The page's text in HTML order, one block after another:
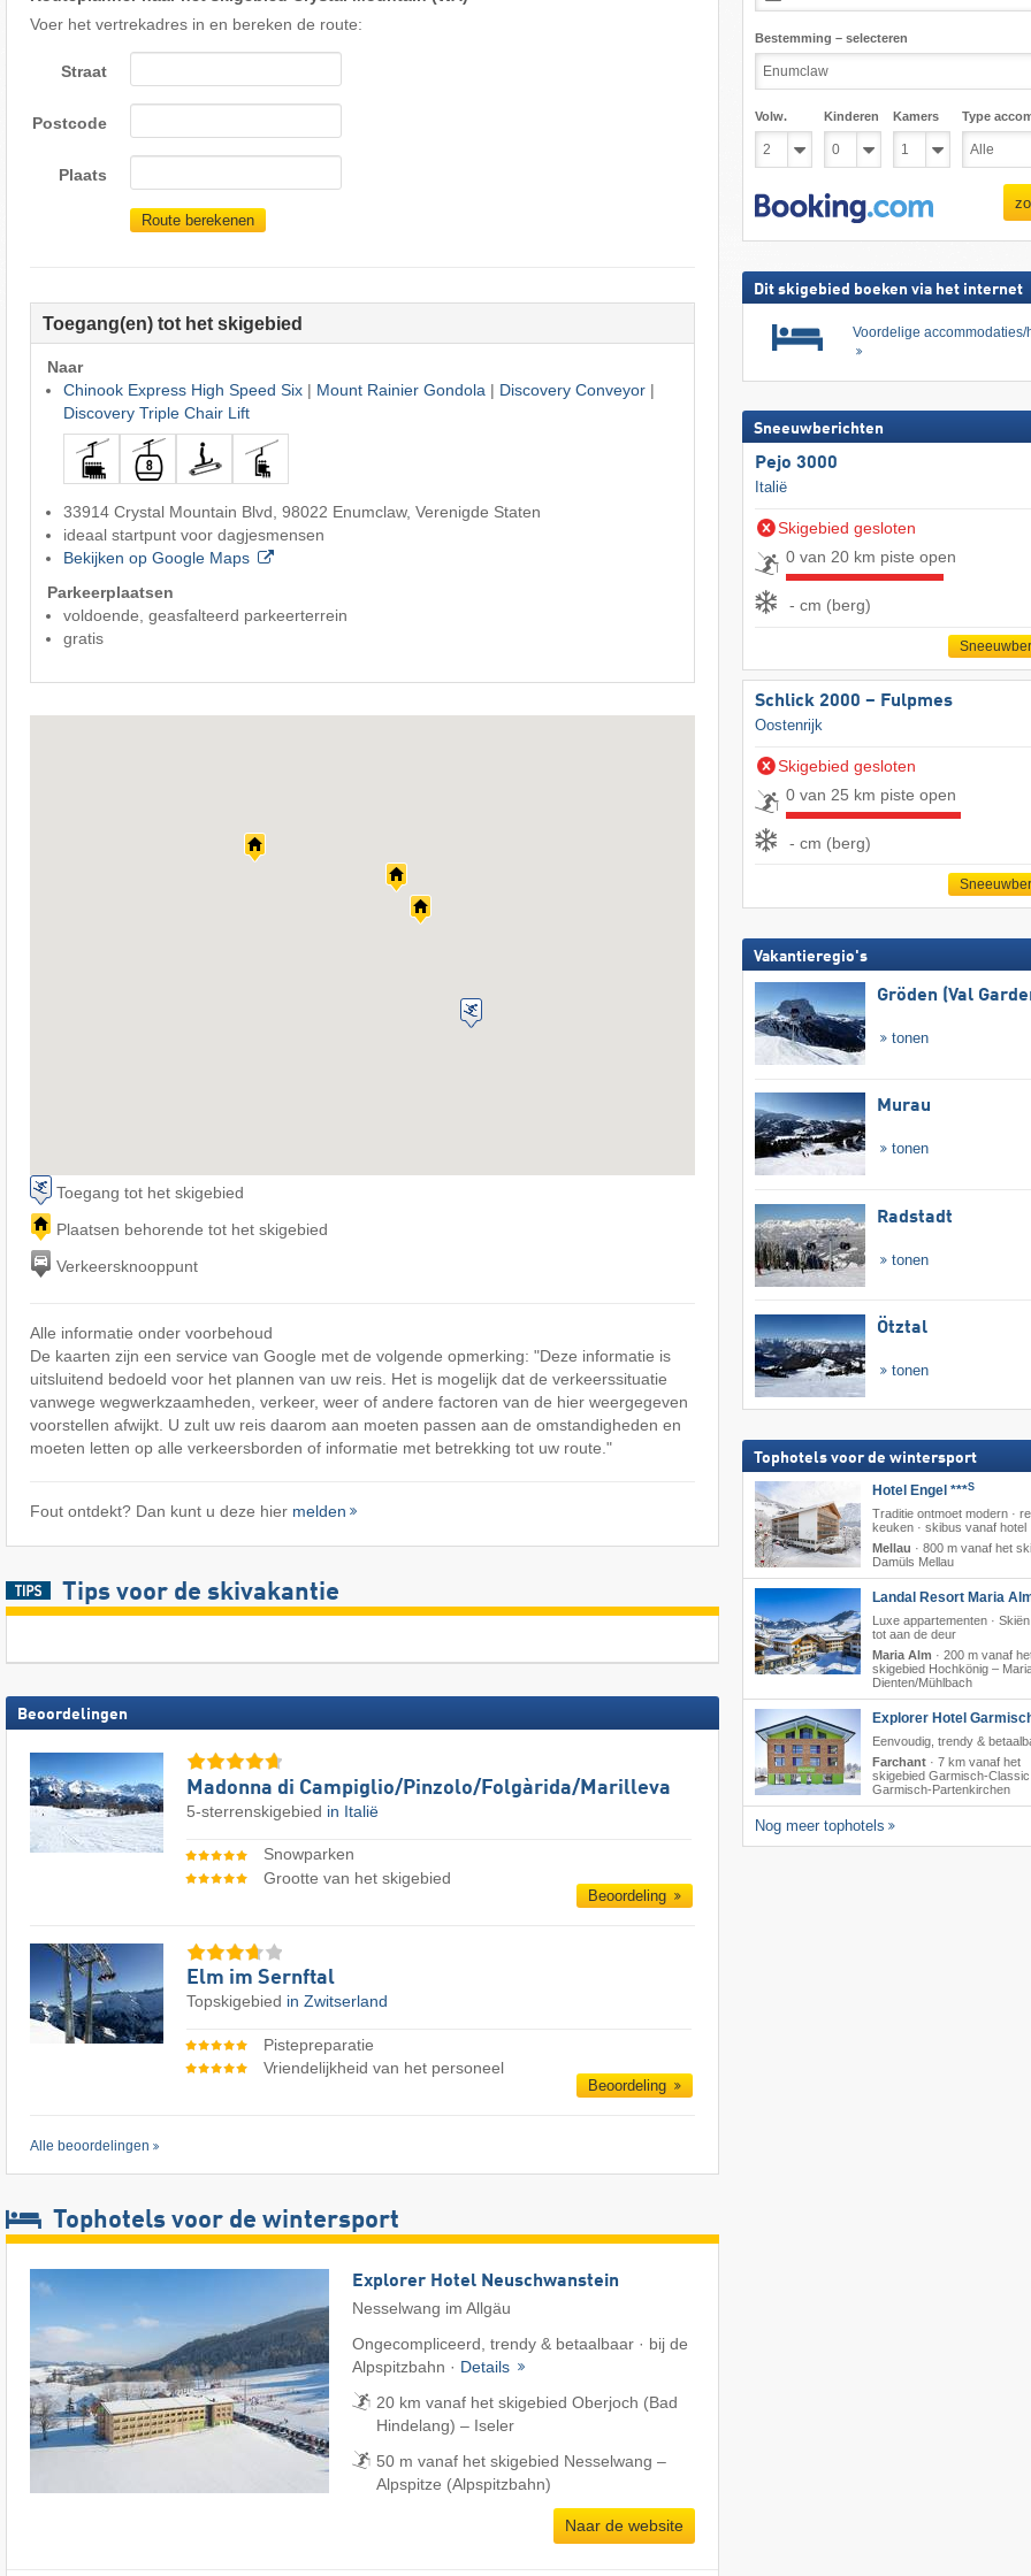
Voer het vertrekadres in en bereken de route:
Straat
Postcode
Plaats
Route berekenen
Toegang(en) tot het skigebied
Naar
Chinook Express High Speed Six| Mount Rainier Gondola | Discovery Conveyor|
Discovery Triple Chair Lift
33914 Crystal Mountain Blvd, 98022 Enumclaw, Verenigde Staten
ideaal startpunt voor dagjesmensen
Bekijken op Google Maps
Parkeerplaatsen
voldoende, geasfalteerd parkeerterrein
gratis
Toegang tot het skigebied
Plaatsen behorende tot het skigebied
Verkeersknooppunt
Alle informatie onder voorbehoud
De kaarten zijn een service van Google met de volgende opmerking: "Deze informatie is
uitsluitend bedoeld voor het plannen van uw reis. Het is mogelijk dat de verkeerssituatie
vanwege wegwerkzaamheden, verkeer, weer of andere factoren van de hier weergegeven
voorstellen afwijkt. U zult uw reis daarom aan moeten passen aan de omstandigheden en
moeten letten op alle verkeersborden of informatie met betrekking tot uw route."
Fout ontdekt? Dan kunt u deze hier melden
Tips voor de skivakantie
Beoordelingen
Madonna di Campiglio/​Pinzolo/​Folgàrida/​Marilleva
5-sterrenskigebied in Italië
Snowparken
Grootte van het skigebied
Beoordeling
Elm im Sernftal
Topskigebied in Zwitserland
Pistepreparatie
Vriendelijkheid van het personeel
Beoordeling
Alle beoordelingen
Tophotels voor de wintersport
Explorer Hotel Neuschwanstein
Nesselwang im Allgäu
Ongecompliceerd, trendy & betaalbaar · bij de
Alpspitzbahn · Details
20 km vanaf het skigebied Oberjoch (Bad
Hindelang) – Iseler
50 m vanaf het skigebied Nesselwang –
Alpspitze (Alpspitzbahn)
Naar de website
Bestemming – selecteren
Volw. Kinderen Kamers Type
Dit skigebied boeken via het internet
Voordelige accommodaties/
Sneeuwberichten
Pejo 3000
Italië
Skigebied gesloten
0 van 20 km piste open
- cm (berg)
Schlick 2000 – Fulpmes
Oostenrijk
Skigebied gesloten
0 van 25 km piste open
- cm (berg)
Vakantieregio's
Gröden (Val
tonen
Murau
tonen
Radstadt
tonen
Ötztal
tonen
Tophotels voor de wintersport
Hotel Engel ***S
Traditie ontmoet modern ·
keuken · skibus vanaf hotel
Mellau · 800 m vanaf het
Damüls Mellau
Landal Resort Maria
Luxe appartementen ·
tot aan de deur
Maria Alm · 200 m vanaf
skigebied Hochkönig –
Dienten/​Mühlbach
Explorer Hotel
Eenvoudig, trendy &
Farchant· 7 km vanaf het
skigebied Garmisch-
Garmisch-Partenkirchen
Nog meer tophotels